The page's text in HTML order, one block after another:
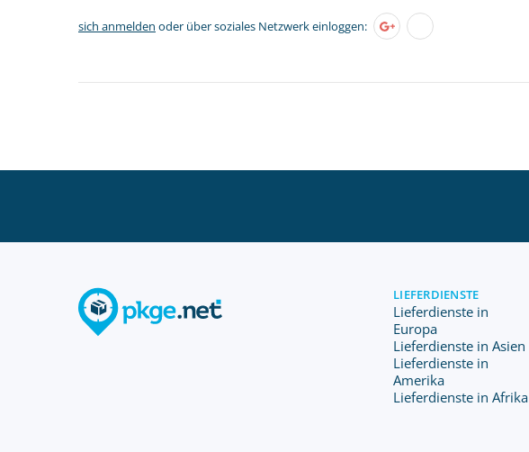
sich anmelden oder über soziales Netzwerk einloggen:
LIEFERDIENSTE
Lieferdienste in
Europa
Lieferdienste in Asien
Lieferdienste in
Amerika
Lieferdienste in Afrika